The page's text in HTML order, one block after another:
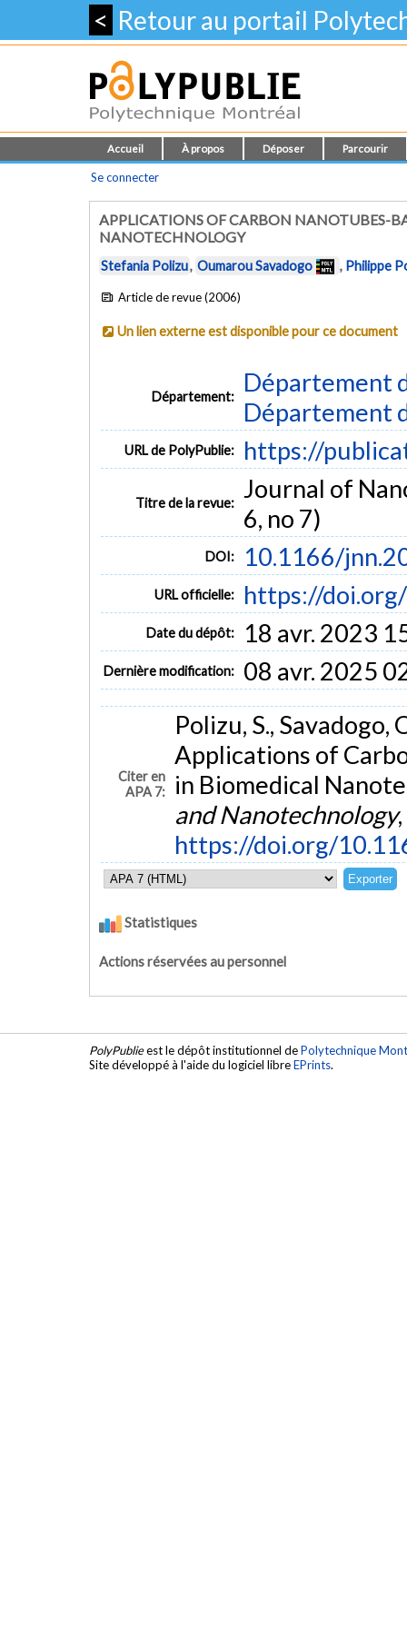
< Retour au portail
Accueil À propos Déposer Parcourir
Se connecter
APPLICATIONS OF CARBON NANOTUBES-
NANOTECHNOLOGY
Stefania Polizu, Oumarou Savadogo , Philippe
Article de revue (2006)
Un lien externe est disponible pour ce document
Département:
Département
Département
URL de PolyPublie: https://
Titre de la revue: Journal of
6, no 7)
DOI: 10.1166/
URL officielle: https://
Date du dépôt: 18 avr. 2023
Dernière modification: 08 avr. 2025
Citer en
APA 7:
Polizu, S., Savadogo,
Applications of
in Biomedical
and Nanotechnology,
https://doi.org/
Statistiques
Actions réservées au personnel
PolyPublieest le dépôt institutionnel dePolytechnique
Site développé à l'aide du logiciel libreEPrints.